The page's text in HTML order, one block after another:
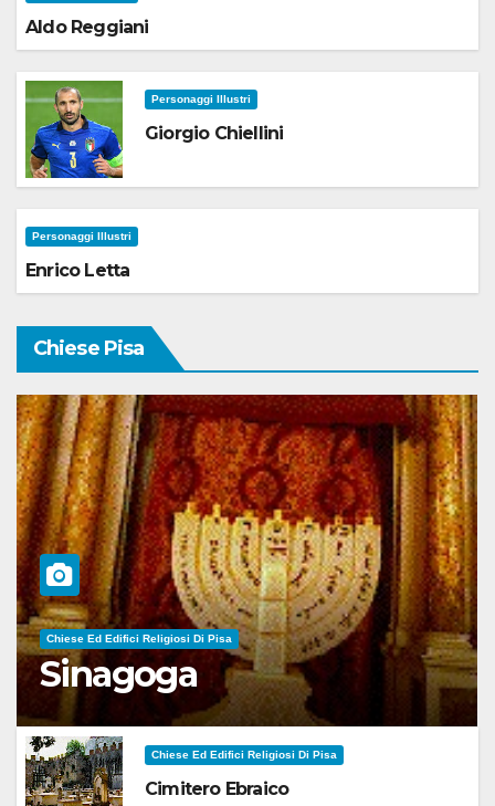
Aldo Reggiani
Personaggi Illustri
Giorgio Chiellini
Personaggi Illustri
Enrico Letta
Chiese Pisa
Chiese Ed Edifici Religiosi Di Pisa
Sinagoga
Chiese Ed Edifici Religiosi Di Pisa
Cimitero Ebraico